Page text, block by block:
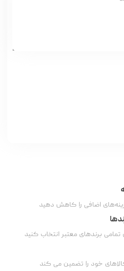
اضافی را کاهش دهید
برندهای معتبر انتخاب کنید
خود را تضمین می کند